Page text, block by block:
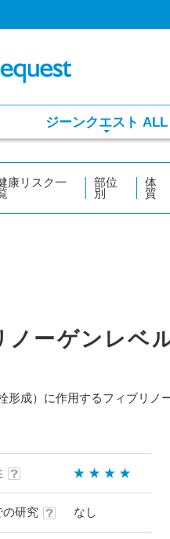
ジーンクエスト ALL
康リスク一
部位
別
体
質
ノーゲンレベ
形成）に作用するフィブリノ
の研究 なし